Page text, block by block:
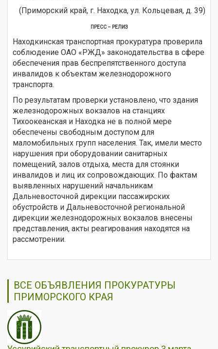
(Приморский край, г. Находка, ул. Кольцевая, д. 39)
ПРЕСС – РЕЛИЗ
Находкинская транспортная прокуратура проверила
соблюдение ОАО «РЖД» законодательства в сфере
обеспечения прав беспрепятственного доступа
инвалидов к объектам железнодорожного
транспорта.
По результатам проверки установлено, что здания
железнодорожных вокзалов на станциях
Тихоокеанская и Находка не в полной мере
обеспечены свободным доступом для
маломобильных групп населения. Так, имели место
нарушения при оборудовании санитарных
помещений, залов отдыха, места для стоянки
инвалидов и лиц их сопровождающих. По фактам
выявленных нарушений начальникам
Дальневосточной дирекции пассажирских
обустройств и Дальневосточной региональной
дирекции железнодорожных вокзалов внесены
представления, акты реагирования находятся на
рассмотрении.
ВСЕ ОБЪЯВЛЕНИЯ ПРОКУРАТУРЫ
ПРИМОРСКОГО КРАЯ